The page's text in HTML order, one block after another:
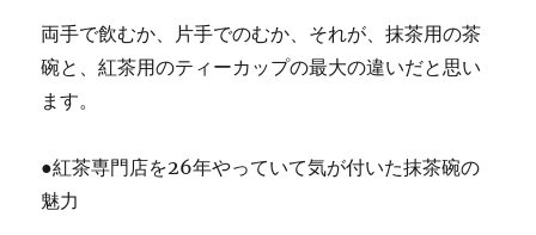
両手で飲むか、片手でのむか、それが、抹茶用の茶
碗と、紅茶用のティーカップの最大の違いだと思い
ます。
●紅茶専門店を26年やっていて気が付いた抹茶碗の
魅力